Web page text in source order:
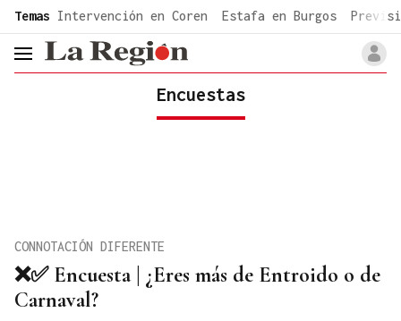
common.go-to-content
Temas Intervención en Coren Estafa en Burgos
header.menu.open
Encuestas
❌✅ Encuesta | ¿Eres más de Entroido o de
Carnaval?
CONNOTACIÓN DIFERENTE